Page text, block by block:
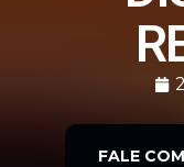
FALE